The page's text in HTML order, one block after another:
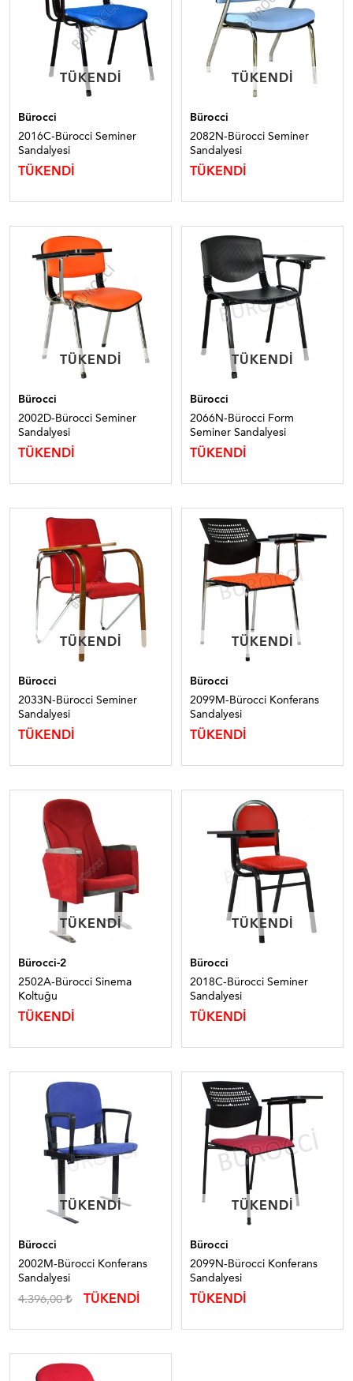
TÜKENDI
TÜKENDI
Bürocci
2016C-Bürocci Seminer
Sandalyesi
TÜKENDİ
TÜKENDI
TÜKENDI
Bürocci
2082N-Bürocci Seminer
Sandalyesi
TÜKENDİ
TÜKENDI
TÜKENDI
Bürocci
2002D-Bürocci Seminer
Sandalyesi
TÜKENDİ
TÜKENDI
TÜKENDI
Bürocci
2066N-Bürocci Form
Seminer Sandalyesi
TÜKENDİ
TÜKENDI
TÜKENDI
Bürocci
2033N-Bürocci Seminer
Sandalyesi
TÜKENDİ
TÜKENDI
TÜKENDI
Bürocci
2099M-Bürocci Konferans
Sandalyesi
TÜKENDİ
TÜKENDI
TÜKENDI
Bürocci-2
2502A-Bürocci Sinema
Koltuğu
TÜKENDİ
TÜKENDI
TÜKENDI
Bürocci
2018C-Bürocci Seminer
Sandalyesi
TÜKENDİ
TÜKENDI
TÜKENDI
Bürocci
2002M-Bürocci Konferans
Sandalyesi
4.396,00 TÜKENDİ
TÜKENDI
TÜKENDI
Bürocci
2099N-Bürocci Konferans
Sandalyesi
TÜKENDİ